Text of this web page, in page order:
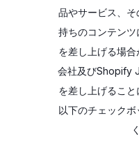
品やサービス、
持ちのコンテン
を差し上げる場
会社及びShopify
を差し上げること
以下のチェック